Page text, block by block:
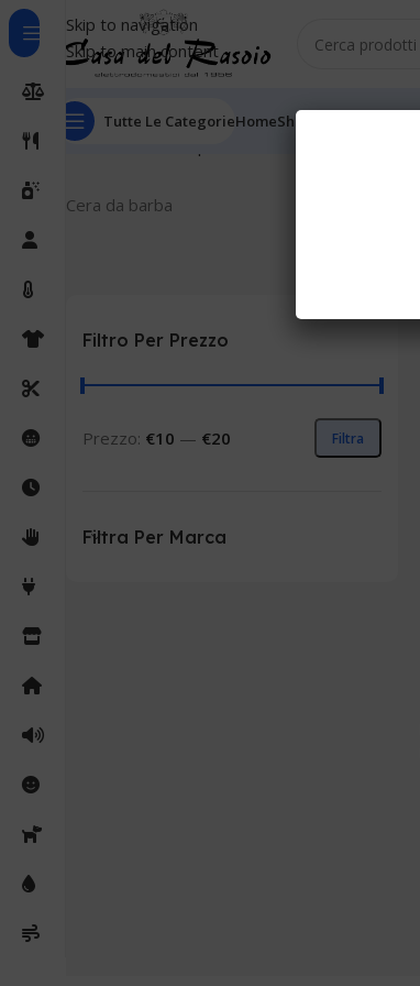
Skip to navigation
Skip to main content
Tutte Le CategorieHomeShop
Home
Cera da barba
Filtro Per Prezzo
Filtra
Prezzo: €10 — €20
Filtra Per Marca